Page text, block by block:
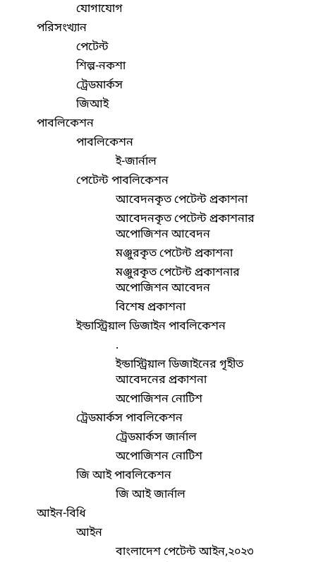
যোগাযোগ
পরিসংখ্যান
পেটেন্ট
শিল্প-নকশা
ট্রেডমার্কস
জিআই
পাবলিকেশন
পাবলিকেশন
ই-জার্নাল
পেটেন্ট পাবলিকেশন
আবেদনকৃত পেটেন্ট প্রকাশনা
আবেদনকৃত পেটেন্ট প্রকাশনার
অপোজিশন আবেদন
মঞ্জুরকৃত পেটেন্ট প্রকাশনা
মঞ্জুরকৃত পেটেন্ট প্রকাশনার
অপোজিশন আবেদন
বিশেষ প্রকাশনা
ইন্ডাস্ট্রিয়াল ডিজাইন পাবলিকেশন
.
ইন্ডাস্ট্রিয়াল ডিজাইনের গৃহীত
আবেদনের প্রকাশনা
অপোজিশন নোটিশ
ট্রেডমার্কস পাবলিকেশন
ট্রেডমার্কস জার্নাল
অপোজিশন নোটিশ
জি আই পাবলিকেশন
জি আই জার্নাল
আইন-বিধি
আইন
বাংলাদেশ পেটেন্ট আইন,২০২৩